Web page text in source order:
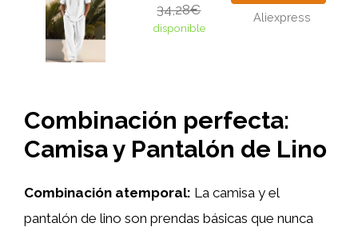
34,28€
disponible
Aliexpress
Combinación perfecta:
Camisa y Pantalón de Lino
Combinación atemporal: La camisa y el
pantalón de lino son prendas básicas que nunca